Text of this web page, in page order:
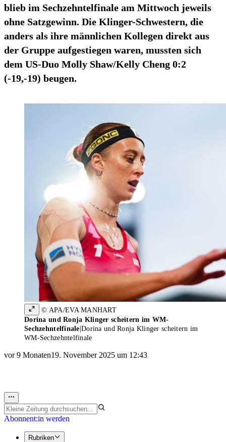
blieb im Sechzehntelfinale am Mittwoch jeweils
ohne Satzgewinn. Die Klinger-Schwestern, die
anders als ihre männlichen Kollegen direkt aus
der Gruppe aufgestiegen waren, mussten sich
dem US-Duo Molly Shaw/Kelly Cheng 0:2
(-19,-19) beugen.
© APA/EVA MANHART
Dorina und Ronja Klinger scheitern im WM-
Sechzehntelfinale |Dorina und Ronja Klinger scheitern im
WM-Sechzehntelfinale
vor 9 Monaten19. November 2025 um 12:43
Abonnent:in werden
Rubriken